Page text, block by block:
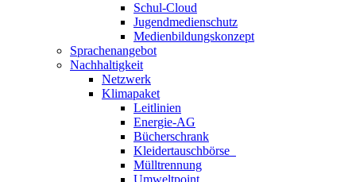
Schul-Cloud
Jugendmedienschutz
Medienbildungskonzept
Sprachenangebot
Nachhaltigkeit
Netzwerk
Klimapaket
Leitlinien
Energie-AG
Bücherschrank
Kleidertauschbörse
Mülltrennung
Umweltpoint